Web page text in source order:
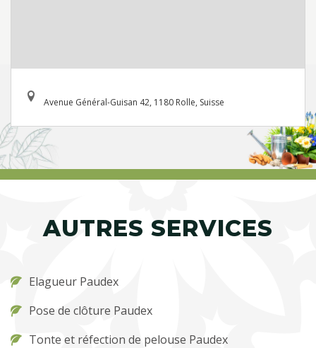
Avenue Général-Guisan 42, 1180 Rolle, Suisse
AUTRES SERVICES
Elagueur Paudex
Pose de clôture Paudex
Tonte et réfection de pelouse Paudex